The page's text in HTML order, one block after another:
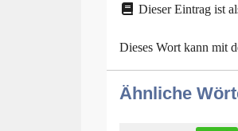
Dieser Eintrag ist
Dieses Wort kann mit
Ähnliche